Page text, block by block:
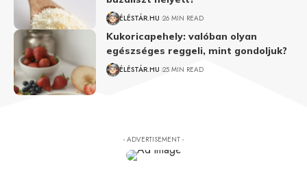
ÉLÉSTÁR.HU 26 MIN READ
Kukoricapehely: valóban olyan
egészséges reggeli, mint gondoljuk?
ÉLÉSTÁR.HU 25 MIN READ
- ADVERTISEMENT -